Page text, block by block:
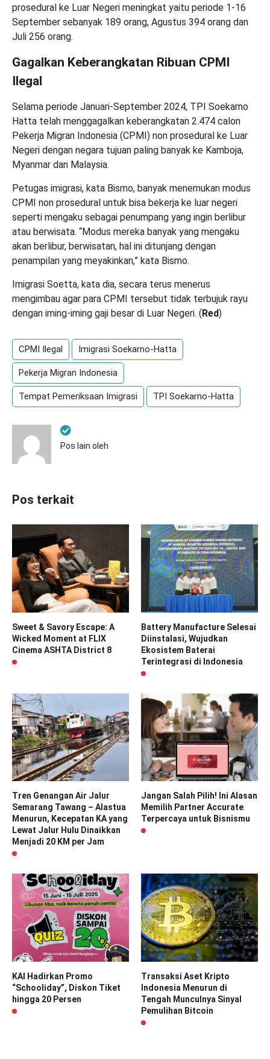
prosedural ke Luar Negeri meningkat yaitu periode 1-16
September sebanyak 189 orang, Agustus 394 orang dan
Juli 256 orang.
Gagalkan Keberangkatan Ribuan CPMI
Ilegal
Selama periode Januari-September 2024, TPI Soekarno
Hatta telah menggagalkan keberangkatan 2.474 calon
Pekerja Migran Indonesia (CPMI) non prosedural ke Luar
Negeri dengan negara tujuan paling banyak ke Kamboja,
Myanmar dan Malaysia.
Petugas imigrasi, kata Bismo, banyak menemukan modus
CPMI non prosedural untuk bisa bekerja ke luar negeri
seperti mengaku sebagai penumpang yang ingin berlibur
atau berwisata. “Modus mereka banyak yang mengaku
akan berlibur, berwisatan, hal ini ditunjang dengan
penampilan yang meyakinkan,” kata Bismo.
Imigrasi Soetta, kata dia, secara terus menerus
mengimbau agar para CPMI tersebut tidak terbujuk rayu
dengan iming-iming gaji besar di Luar Negeri. ( Red)
CPMI Ilegal Imigrasi Soekarno-Hatta
Pekerja Migran Indonesia
Tempat Pemeriksaan Imigrasi TPI Soekarno-Hatta
Pos lain oleh
Pos terkait
Sweet & Savory Escape: A
Wicked Moment at FLIX
Cinema ASHTA District 8
Battery Manufacture Selesai
Diinstalasi, Wujudkan
Ekosistem Baterai
Terintegrasi di Indonesia
Tren Genangan Air Jalur
Semarang Tawang – Alastua
Menurun, Kecepatan KA yang
Lewat Jalur Hulu Dinaikkan
Menjadi 20 KM per Jam
Jangan Salah Pilih! Ini Alasan
Memilih Partner Accurate
Terpercaya untuk Bisnismu
KAI Hadirkan Promo
“Schooliday”, Diskon Tiket
hingga 20 Persen
Transaksi Aset Kripto
Indonesia Menurun di
Tengah Munculnya Sinyal
Pemulihan Bitcoin